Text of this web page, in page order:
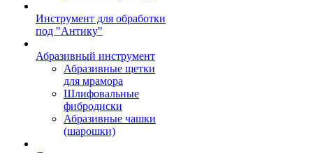
Инструмент для обработки
под "Антику"
Абразивный инструмент
Абразивные щетки
для мрамора
Шлифовальные
фибродиски
Абразивные чашки
(шарошки)